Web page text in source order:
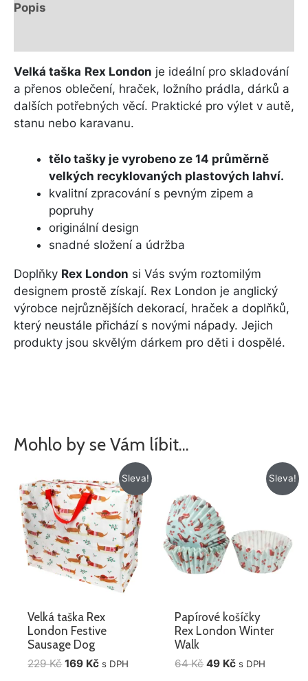
Popis
Velká taška Rex London je ideální pro skladování
a přenos oblečení, hraček, ložního prádla, dárků a
dalších potřebných věcí. Praktické pro výlet v autě,
stanu nebo karavanu.
tělo tašky je vyrobeno ze 14 průměrně
velkých recyklovaných plastových lahví.
kvalitní zpracování s pevným zipem a
popruhy
originální design
snadné složení a údržba
Doplňky Rex London si Vás svým roztomilým
designem prostě získají. Rex London je anglický
výrobce nejrůznějších dekorací, hraček a doplňků,
který neustále přichází s novými nápady. Jejich
produkty jsou skvělým dárkem pro děti i dospělé.
Mohlo by se Vám líbit…
Sleva!
Velká taška Rex
London Festive
Sausage Dog
229Kč
cena
byla:
229 Kč.
169 Kč
Aktuální
cena
je:
169 Kč.
s DPH
Sleva!
Papírové košíčky
Rex London Winter
Walk
64Kč
byla:
64 Kč.
49 Kč
Aktuální
s DPH